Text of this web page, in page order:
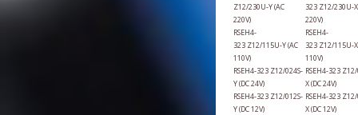
Z12/230U-Y (AC
220V)
RSEH4-
323 Z12/115U-Y (AC
110V)
RSEH4-323 Z12/024S-
Y (DC 24V)
RSEH4-323 Z12/012S-
Y (DC 12V)
323 Z12/230U-X
220V)
RSEH4-
323 Z12/115U-X
110V)
RSEH4-323
X (DC 24V)
RSEH4-323
X (DC 12V)